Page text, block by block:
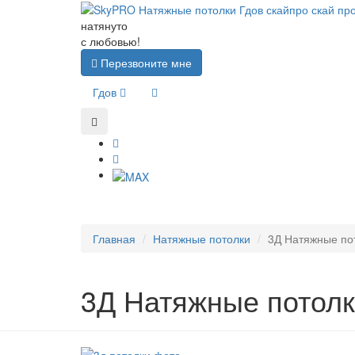
натянуто
с любовью!
Перезвоните мне
Гдов
Главная Натяжные потолки 3Д Натяжные
3Д Натяжные